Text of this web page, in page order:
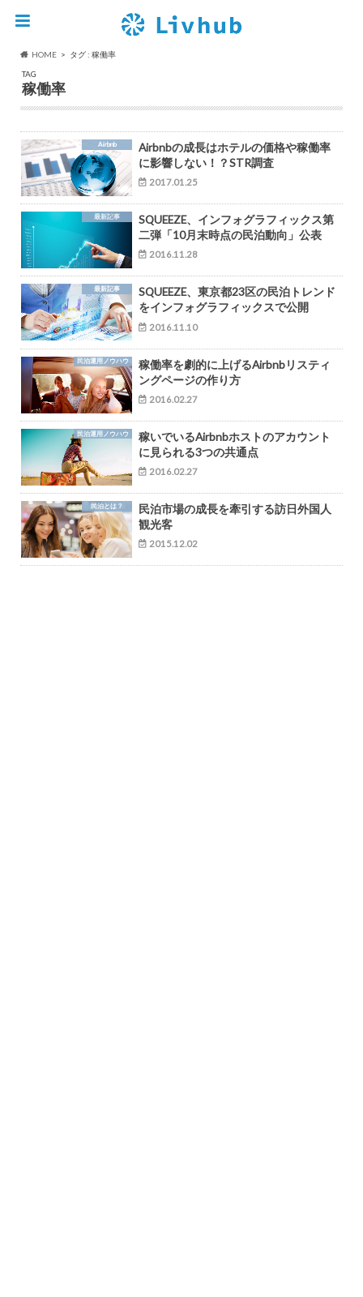
HOME
タグ : 稼働率
TAG
稼働率
Airbnb
Airbnbの成長はホテルの価格や稼働率
に影響しない！？STR調査
2017.01.25
最新記事
SQUEEZE、インフォグラフィックス第
二弾「10月末時点の民泊動向」公表
2016.11.28
最新記事
SQUEEZE、東京都23区の民泊トレンド
をインフォグラフィックスで公開
2016.11.10
民泊運用ノウハウ
稼働率を劇的に上げるAirbnbリスティ
ングページの作り方
2016.02.27
民泊運用ノウハウ
稼いでいるAirbnbホストのアカウント
に見られる3つの共通点
2016.02.27
民泊とは？
民泊市場の成長を牽引する訪日外国人
観光客
2015.12.02